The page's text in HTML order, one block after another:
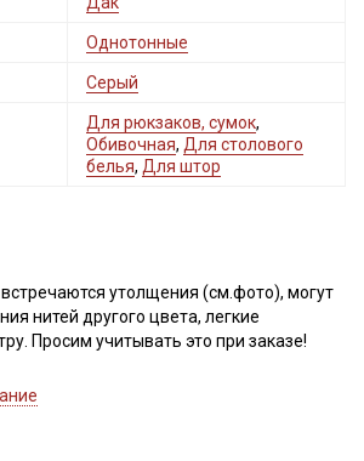
Однотонные
Серый
Для рюкзаков, сумок,
Обивочная, Для столового
белья, Для штор
утолщения (см.фото), могут
нитей другого цвета, легкие
Просим учитывать это при заказе!
высокотехнологичный материал